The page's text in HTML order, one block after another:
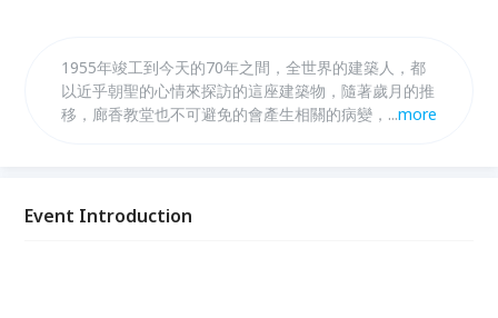
1955年竣工到今天的70年之間，全世界的建築人，都
以近乎朝聖的心情來探訪的這座建築物，隨著歲月的推
移，廊香教堂也不可避免的會產生相關的病變，需要專
實際操作方法，運用在這座現代主義的重要作品之上。
...more
Event Introduction